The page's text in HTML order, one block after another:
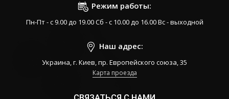
Режим работы:
Пн-Пт - с 9.00 до 19.00 Сб - с 10.00 до 16.00 Вс - выходной
Наш адрес:
Украина, г. Киев, пр. Европейского союза, 35
Карта проезда